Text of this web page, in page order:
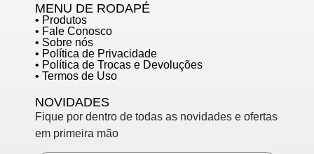
MENU DE RODAPÉ
• Produtos
• Fale Conosco
• Sobre nós
• Política de Privacidade
• Política de Trocas e Devoluções
• Termos de Uso
NOVIDADES
Fique por dentro de todas as novidades e ofertas
em primeira mão